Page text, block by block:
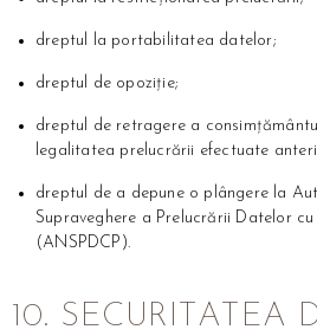
dreptul la portabilitatea datelor;
dreptul de opoziție;
dreptul de retragere a
legalitatea prelucrării efectuate
dreptul de a depune o plângere la
Supraveghere a Prelucrării Datelor
(ANSPDCP).
10. SECURITATEA